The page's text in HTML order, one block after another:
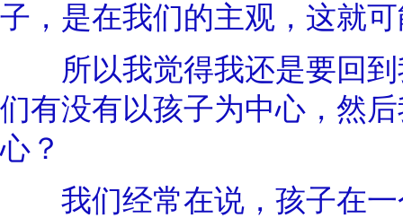
子，是在我们的主观，这就
所以我觉得我还是要回到
们有没有以孩子为中心，然
心？
我们经常在说，孩子在一